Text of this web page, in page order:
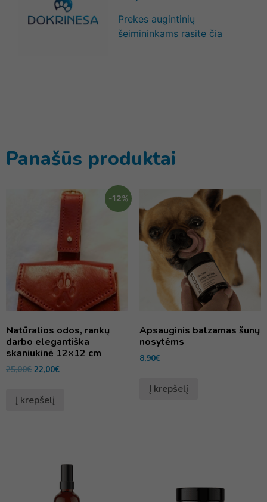
Prekes augintinių
šeimininkams rasite čia
Panašūs produktai
-12%
Natūralios odos, rankų
darbo elegantiška
skaniukinė 12×12 cm
25,00€ 22,00€
Į krepšelį
Apsauginis balzamas šunų
nosytėms
8,90€
Į krepšelį